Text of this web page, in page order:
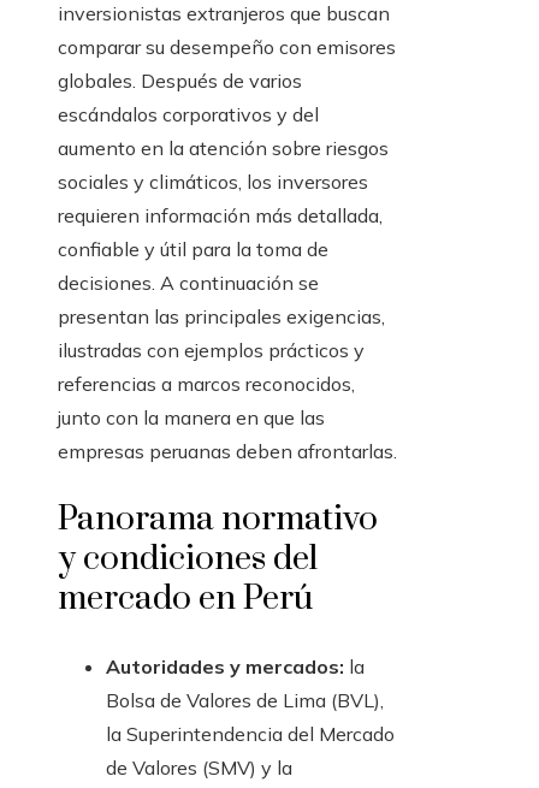
inversionistas extranjeros que buscan
comparar su desempeño con emisores
globales. Después de varios
escándalos corporativos y del
aumento en la atención sobre riesgos
sociales y climáticos, los inversores
requieren información más detallada,
confiable y útil para la toma de
decisiones. A continuación se
presentan las principales exigencias,
ilustradas con ejemplos prácticos y
referencias a marcos reconocidos,
junto con la manera en que las
empresas peruanas deben afrontarlas.
Panorama normativo
y condiciones del
mercado en Perú
Autoridades y mercados: la
Bolsa de Valores de Lima (BVL),
la Superintendencia del Mercado
de Valores (SMV) y la